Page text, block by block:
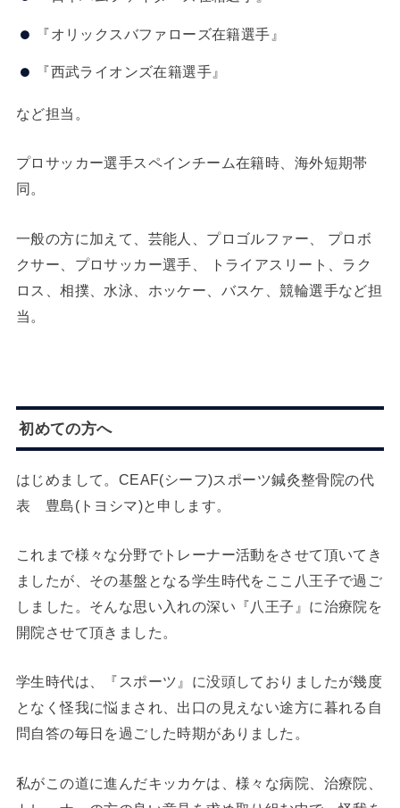
『オリックスバファローズ在籍選手』
『西武ライオンズ在籍選手』
など担当。
プロサッカー選手スペインチーム在籍時、海外短期帯
同。
一般の方に加えて、芸能人、プロゴルファー、 プロボ
クサー、プロサッカー選手、 トライアスリート、ラク
ロス、相撲、水泳、ホッケー、バスケ、競輪選手など担
当。
初めての方へ
はじめまして。CEAF(シーフ)スポーツ鍼灸整骨院の代
表 豊島(トヨシマ)と申します。
これまで様々な分野でトレーナー活動をさせて頂いてき
ましたが、その基盤となる学生時代をここ八王子で過ご
しました。そんな思い入れの深い『八王子』に治療院を
開院させて頂きました。
学生時代は、『スポーツ』に没頭しておりましたが幾度
となく怪我に悩まされ、出口の見えない途方に暮れる自
問自答の毎日を過ごした時期がありました。
私がこの道に進んだキッカケは、様々な病院、治療院、